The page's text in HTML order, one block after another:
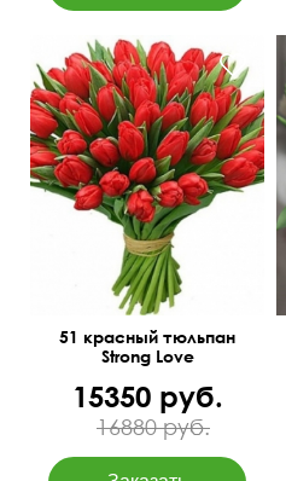
45 см 40 см
51 красный тюльпан
Strong Love
15350 руб.
16880 руб.